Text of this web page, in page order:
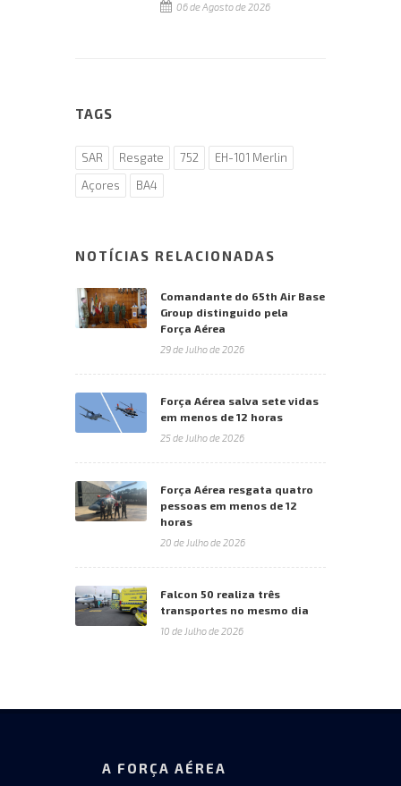
06 de Agosto de 2026
TAGS
SAR Resgate 752
EH-101 Merlin
Açores
BA4
NOTÍCIAS RELACIONADAS
Comandante do 65th Air Base
Group distinguido pela
Força Aérea
29 de Julho de 2026
Força Aérea salva sete vidas
em menos de 12 horas
25 de Julho de 2026
Força Aérea resgata quatro
pessoas em menos de 12
horas
20 de Julho de 2026
Falcon 50 realiza três
transportes no mesmo dia
10 de Julho de 2026
A FORÇA AÉREA